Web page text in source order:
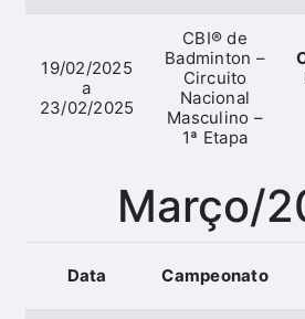
19/02/2025
a
23/02/2025
CBI® de
Badminton –
Circuito
Nacional
Masculino –
1ª Etapa
Março/
Data Campeonato